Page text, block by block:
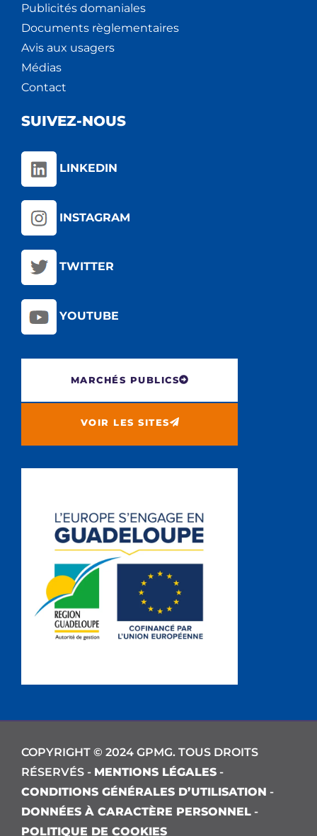
Publicités domaniales
Documents règlementaires
Avis aux usagers
Médias
Contact
SUIVEZ-NOUS
LINKEDIN
INSTAGRAM
TWITTER
YOUTUBE
MARCHÉS PUBLICS
VOIR LES SITES
COPYRIGHT © 2024 GPMG. TOUS DROITS
RÉSERVÉS - MENTIONS LÉGALES -
CONDITIONS GÉNÉRALES D’UTILISATION -
DONNÉES À CARACTÈRE PERSONNEL -
POLITIQUE DE COOKIES